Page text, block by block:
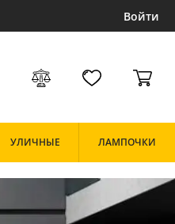
Войти
УЛИЧНЫЕ ЛАМПОЧКИ